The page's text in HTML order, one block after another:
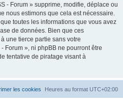
- Forum » supprime, modifie, déplace ou
nous estimons que cela est nécessaire.
toutes les informations que vous avez
de données. Bien que ces
une tierce partie sans votre
Forum », ni phpBB ne pourront être
tentative de piratage visant à
Heures au format UTC+02:00
les cookies